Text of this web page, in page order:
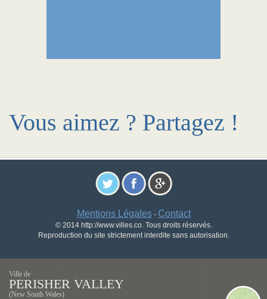
Vous aimez ? Partagez !
Mentions Légales- Contact
© 2014 http://www.villes.co. Tous droits réservés.
Reproduction du site strictement interdite sans autorisation.
Ville de
PERISHER VALLEY
(New South Wales)